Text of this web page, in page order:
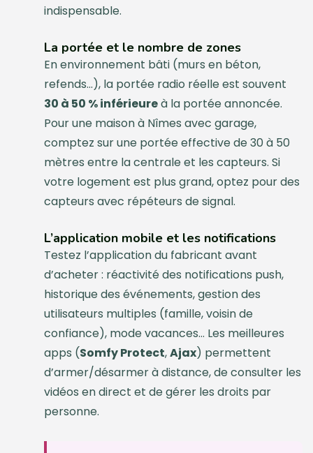
indispensable.
La portée et le nombre de zones
En environnement bâti (murs en béton,
refends…), la portée radio réelle est souvent
30 à 50 % inférieureà la portée annoncée.
Pour une maison à Nîmes avec garage,
comptez sur une portée effective de 30 à 50
mètres entre la centrale et les capteurs. Si
votre logement est plus grand, optez pour des
capteurs avec répéteurs de signal.
L’application mobile et les notifications
Testez l’application du fabricant avant
d’acheter : réactivité des notifications push,
historique des événements, gestion des
utilisateurs multiples (famille, voisin de
confiance), mode vacances… Les meilleures
apps (Somfy Protect,Ajax) permettent
d’armer/désarmer à distance, de consulter les
vidéos en direct et de gérer les droits par
personne.